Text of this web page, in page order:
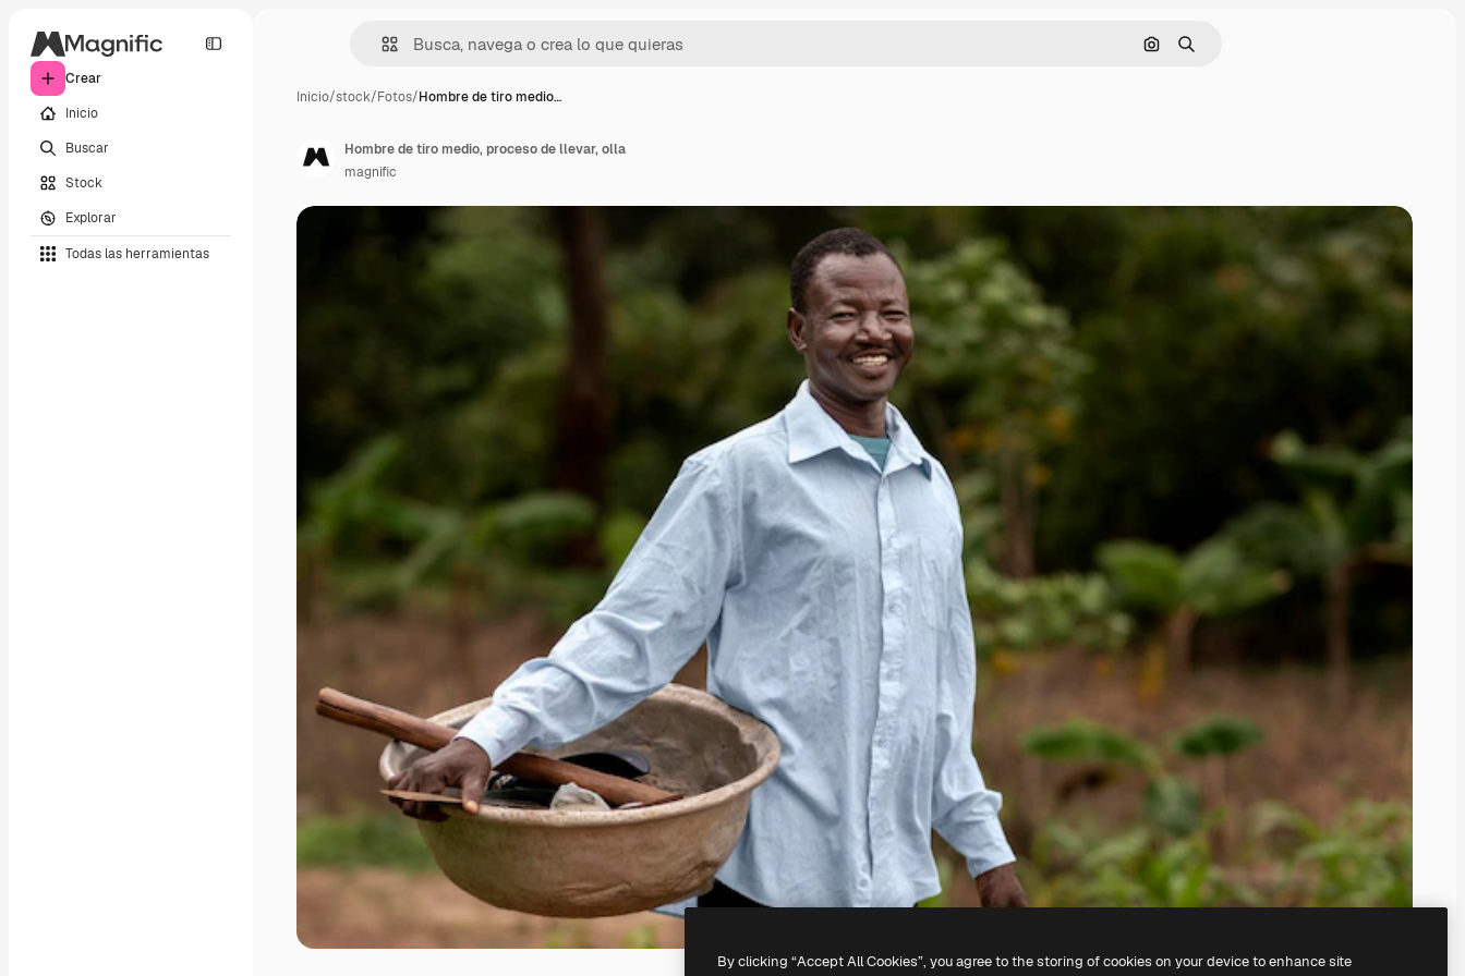
Crear
Inicio
Buscar
Stock
Explorar
Todas las herramientas
Buscar por imagen
Buscar
Inicio/stock/Fotos/Hombre de tiro medio…
Hombre de tiro medio, proceso de llevar, olla
magnific
By clicking “Accept All Cookies”, you agree to the storing of cookies on your device to enhance site